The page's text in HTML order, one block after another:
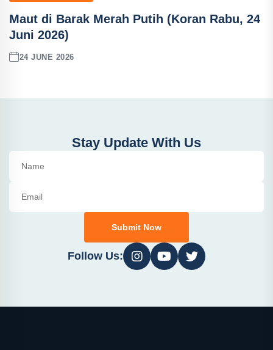
Maut di Barak Merah Putih (Koran Rabu, 24
Juni 2026)
24 JUNE 2026
Stay Update With Us
Submit Now
Follow Us: